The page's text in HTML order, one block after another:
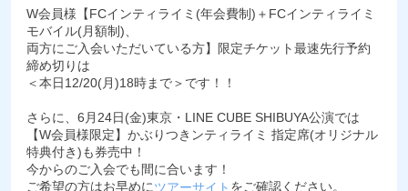
W会員様【FCインティライミ(年会費制)＋FCインティライミ
モバイル(月額制)、
両方にご入会いただいている方】限定チケット最速先行予約
締め切りは
＜本日12/20(月)18時まで＞です！！
さらに、6月24日(金)東京・LINE CUBE SHIBUYA公演では
【W会員様限定】かぶりつきンティライミ 指定席(オリジナル
特典付き)も券売中！
今からのご入会でも間に合います！
ご希望の方はお早めにツアーサイト をご確認ください。